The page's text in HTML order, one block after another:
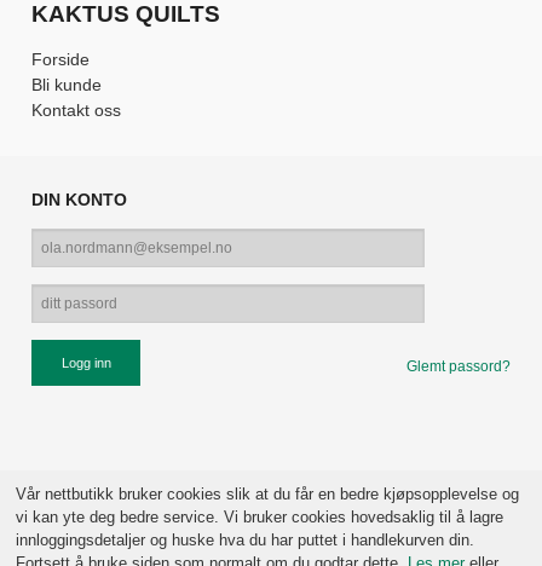
KAKTUS QUILTS
Forside
Bli kunde
Kontakt oss
DIN KONTO
Glemt passord?
Vår nettbutikk bruker cookies slik at du får en bedre kjøpsopplevelse og
vi kan yte deg bedre service. Vi bruker cookies hovedsaklig til å lagre
innloggingsdetaljer og huske hva du har puttet i handlekurven din.